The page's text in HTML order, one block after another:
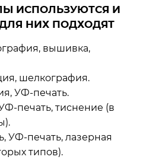
ИСПОЛЬЗУЮТСЯ И
НИХ ПОДХОДЯТ
вышивка,
шелкография.
УФ‑печать.
тиснение (в
УФ‑печать, лазерная
типов).